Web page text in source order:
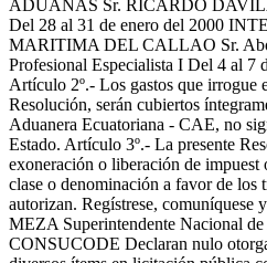
ADUANAS Sr. RICARDO
Del 28 al 31 de enero del 2000
MARITIMA DEL CALLAO Sr.
Profesional Especialista I Del 4 al
Artículo 2º.- Los gastos que irrogue
Resolución, serán cubiertos
Aduanera Ecuatoriana - CAE, no
Estado. Artículo 3º.- La presente
exoneración o liberación de impuest
clase o denominación a favor de los
autorizan. Regístrese,
MEZA Superintendente Nacional
CONSUCODE Declaran nulo